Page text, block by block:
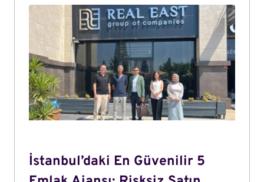
İstanbul’daki En Güvenilir 5